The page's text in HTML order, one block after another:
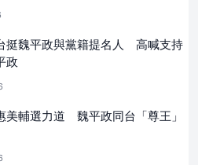
挺魏平政與黨籍提名人 高喊支持
政
美輔選力道 魏平政同台「尊王」